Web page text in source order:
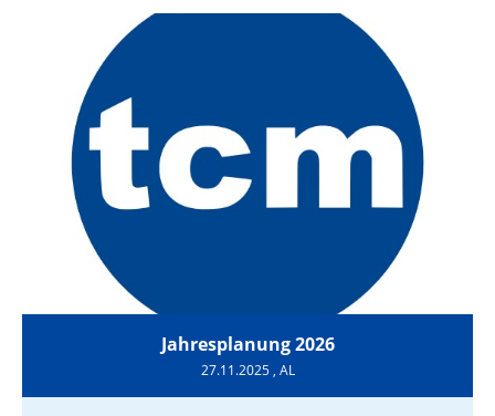
Jahresplanung 2026
27.11.2025, AL